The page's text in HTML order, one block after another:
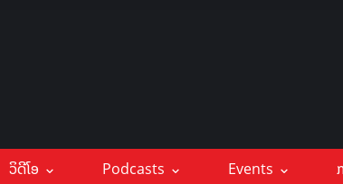
ວິດີໂອ Podcasts Events